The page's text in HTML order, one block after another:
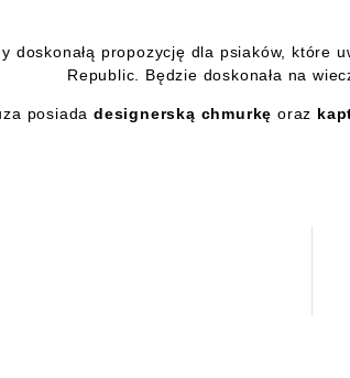
doskonałą propozycję dla psiaków, które
Republic. Będzie doskonała na
posiada designerską chmurkę oraz